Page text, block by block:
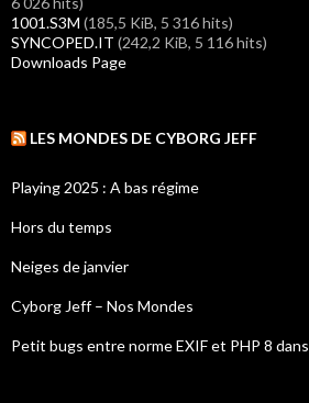
1001.S3M (185,5 KiB, 5 316 hits)
SYNCOPED.IT (242,2 KiB, 5 116 hits)
Downloads Page
LES MONDES DE CYBORG JEFF
Playing 2025 : A bas régime
Hors du temps
Neiges de janvier
Cyborg Jeff – Nos Mondes
Petit bugs entre norme EXIF et PHP 8